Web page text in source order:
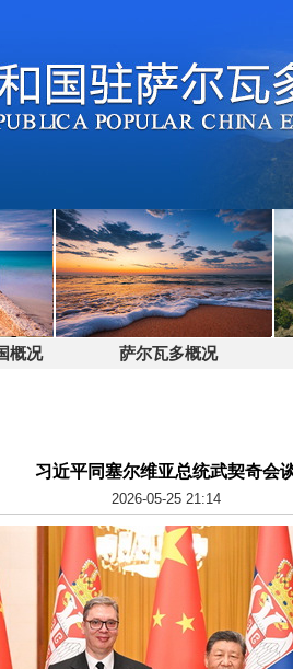
概况 萨尔瓦多概况
习近平同塞尔维亚总统武契奇会
2026-05-25 21:14